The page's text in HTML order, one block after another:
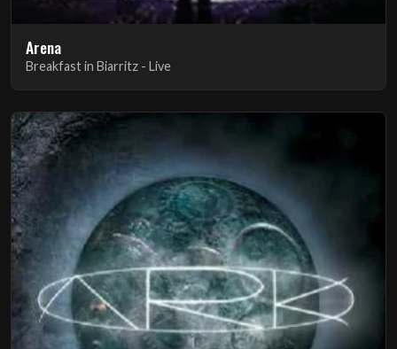
Arena
Breakfast in Biarritz - Live